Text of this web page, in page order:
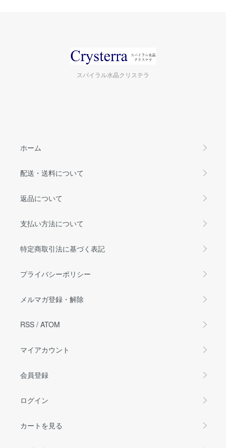
スパイラル水晶クリステラ
ホーム
配送・送料について
返品について
支払い方法について
特定商取引法に基づく表記
プライバシーポリシー
メルマガ登録・解除
RSS / ATOM
マイアカウント
会員登録
ログイン
カートを見る